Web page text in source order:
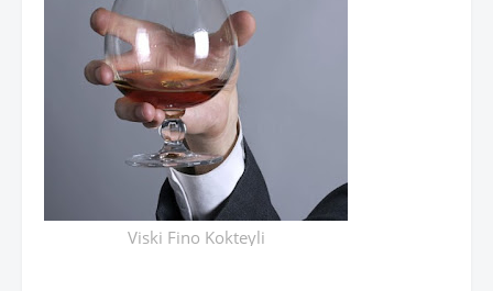
Viski Fino Kokteyli